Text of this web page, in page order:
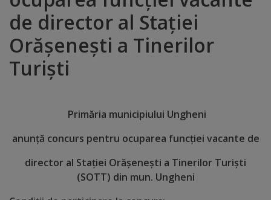
înfrățite
Distincții
Cetățeni
Deținători
de director al Stației
Orășenești a Tinerilor
Turiști
Primăria municipiului Ungheni
anunţă concurs pentru ocuparea funcţiei vacante de
director al Stației Orășenești a Tinerilor Turiști
(SOTT) din mun. Ungheni